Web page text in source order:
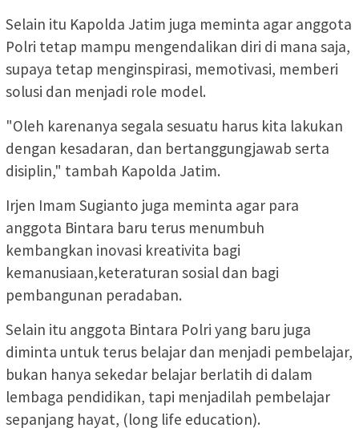
Selain itu Kapolda Jatim juga meminta agar anggota
Polri tetap mampu mengendalikan diri di mana saja,
supaya tetap menginspirasi, memotivasi, memberi
solusi dan menjadi role model.
"Oleh karenanya segala sesuatu harus kita lakukan
dengan kesadaran, dan bertanggungjawab serta
disiplin," tambah Kapolda Jatim.
Irjen Imam Sugianto juga meminta agar para
anggota Bintara baru terus menumbuh
kembangkan inovasi kreativita bagi
kemanusiaan,keteraturan sosial dan bagi
pembangunan peradaban.
Selain itu anggota Bintara Polri yang baru juga
diminta untuk terus belajar dan menjadi pembelajar,
bukan hanya sekedar belajar berlatih di dalam
lembaga pendidikan, tapi menjadilah pembelajar
sepanjang hayat, (long life education).